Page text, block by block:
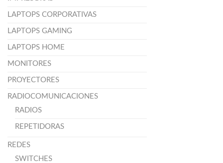
LAPTOPS CORPORATIVAS
LAPTOPS GAMING
LAPTOPS HOME
MONITORES
PROYECTORES
RADIOCOMUNICACIONES
RADIOS
REPETIDORAS
REDES
SWITCHES